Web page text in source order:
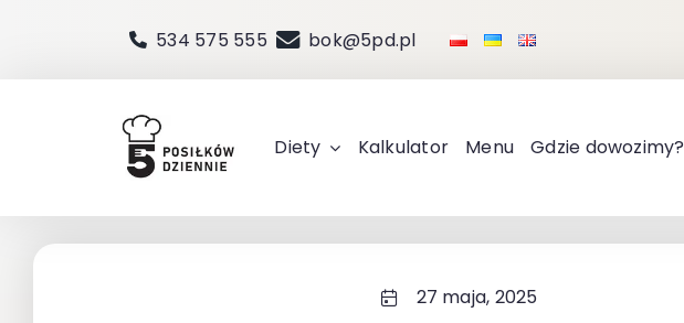
zawartości
534 575 555 bok@5pd.pl
Diety Kalkulator Menu Gdzie dowozimy?
27 maja, 2025